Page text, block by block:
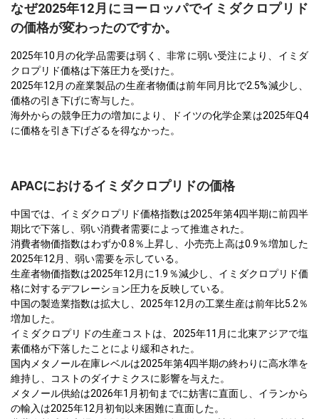
なぜ2025年12月にヨーロッパでイミダクロプリド
の価格が変わったのですか。
2025年10月の化学品需要は弱く、非常に弱い受注により、イミダ
クロプリド価格は下落圧力を受けた。
2025年12月の産業製品の生産者物価は前年同月比で2.5%減少し、
価格の引き下げに寄与した。
海外からの競争圧力の増加により、ドイツの化学企業は2025年Q4
に価格を引き下げざるを得なかった。
APACにおけるイミダクロプリドの価格
中国では、イミダクロプリド価格指数は2025年第4四半期に前四半
期比で下落し、弱い消費者需要によって推進された。
消費者物価指数はわずか0.8％上昇し、小売売上高は0.9％増加した
2025年12月、弱い需要を示している。
生産者物価指数は2025年12月に1.9％減少し、イミダクロプリド価
格に対するデフレーション圧力を反映している。
中国の製造業指数は拡大し、2025年12月の工業生産は前年比5.2％
増加した。
イミダクロプリドの生産コストは、2025年11月に北東アジアで塩
素価格が下落したことにより緩和された。
国内メタノール在庫レベルは2025年第4四半期の終わりに高水準を
維持し、コストのダイナミクスに影響を与えた。
メタノール供給は2026年1月初旬までに妨害に直面し、イランから
の輸入は2025年12月初旬以来困難に直面した。